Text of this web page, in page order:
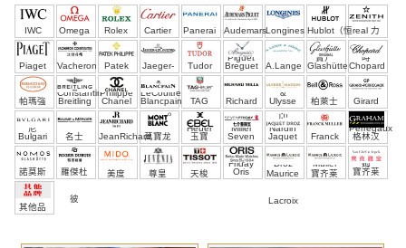
IWC Omega Rolex Cartier Panerai Audemars
Piguet
Longines Hublot（恒
寶）
real 力
時
Piaget
Vacheron
Constantin
Patek
Philippe
Jaeger-
LeCoultre
Tudor Breguet A.Lange
&
Söhne
Glashütte Chopard
帕瑪強
尼
Breitling Chanel Blancpain TAG
Heuer
Richard
Miller
Ulysse
Nardin
柏萊士 Girard
Perregaux
Bulgari
名士 JeanRichard萬寶龙 玉寶 Seven
Friday
Jaquet
Droz
Franck
Muller
格林汉
姆
諾莫斯
羅傑杜
彼
美度 尊皇 天梭 Oris Maurice
Lacroix
寶齐莱 寶齐莱
其他品